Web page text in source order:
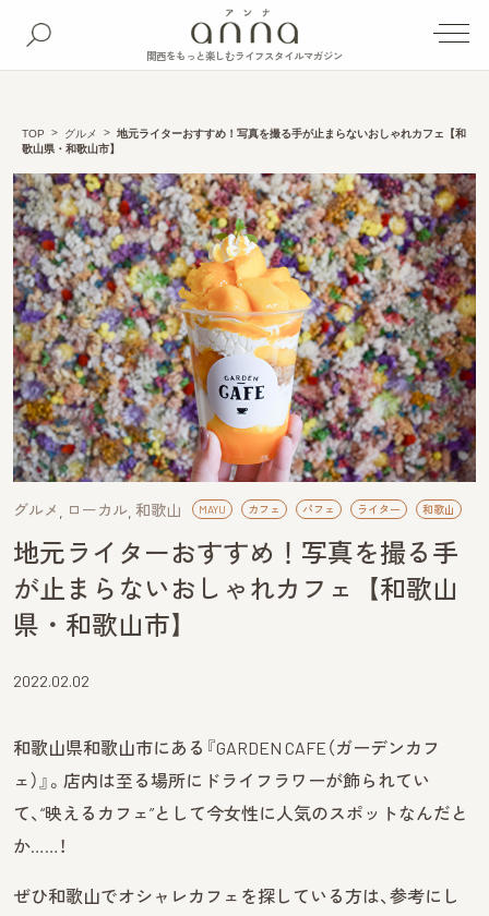
関西をもっと楽しむライフスタイルマガジン
TOP グルメ
地元ライターおすすめ！写真を撮る手が止まらないおしゃれカフェ【和
歌山県・和歌山市】
グルメ ローカル 和歌山 MAYU カフェ パフェ ライター 和歌山
地元ライターおすすめ！写真を撮る手
が止まらないおしゃれカフェ【和歌山
県・和歌山市】
2022.02.02
和歌山県和歌山市にある『GARDEN CAFE（ガーデンカフ
ェ）』。店内は至る場所にドライフラワーが飾られてい
て、“映えるカフェ”として今女性に人気のスポットなんだと
か……！
ぜひ和歌山でオシャレカフェを探している方は、参考にし